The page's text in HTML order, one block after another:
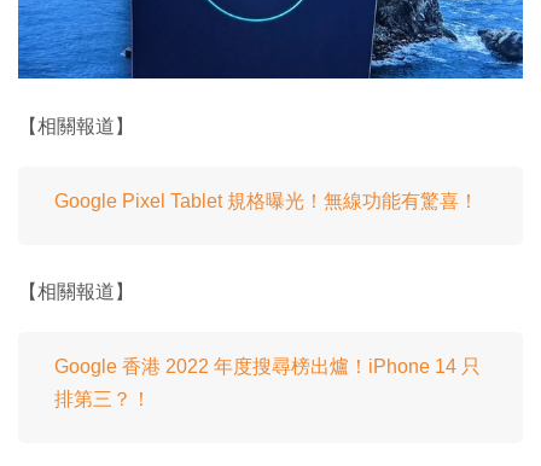
【相關報道】
Google Pixel Tablet 規格曝光！無線功能有驚喜！
【相關報道】
Google 香港 2022 年度搜尋榜出爐！iPhone 14 只
排第三？！